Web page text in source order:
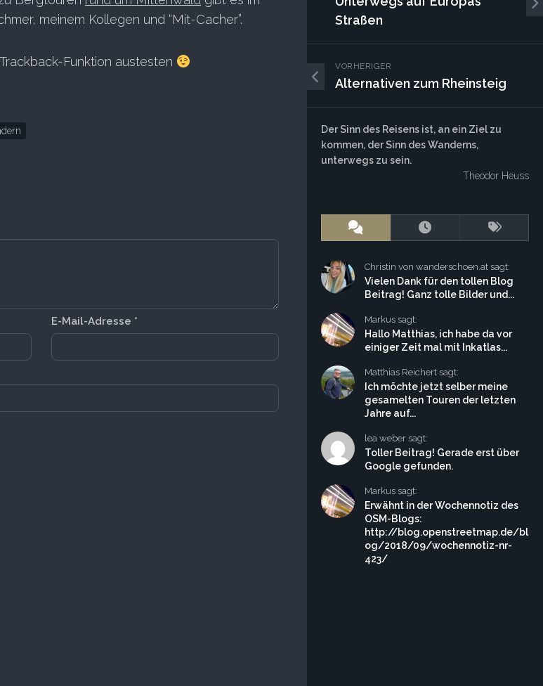
meinem Kollegen und “Mit-Cacher”.
Funktion austesten
E-Mail-Adresse *
Straßen
VORHERIGER
Alternativen zum Rheinsteig
Der Sinn des Reisens ist, an ein Ziel zu
kommen, der Sinn des Wanderns,
unterwegs zu sein.
Theodor Heuss
Christin von wanderschoen.at sagt:
Vielen Dank für den tollen Blog
Beitrag! Ganz tolle Bilder und...
Markus sagt:
Hallo Matthias, ich habe da vor
einiger Zeit mal mit Inkatlas...
Matthias Reichert sagt:
Ich möchte jetzt selber meine
gesamelten Touren der letzten
Jahre auf...
lea weber sagt:
Toller Beitrag! Gerade erst über
Google gefunden.
Markus sagt:
Erwähnt in der Wochennotiz des
OSM-Blogs:
http://blog.openstreetmap.de/bl
og/2018/09/wochennotiz-nr-
423/